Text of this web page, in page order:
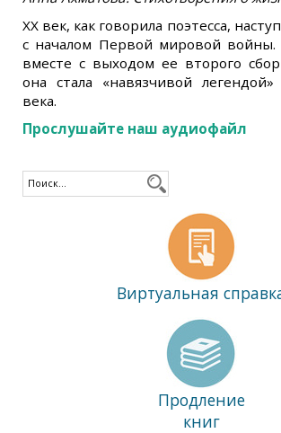
XX век, как говорила поэтесса,
с началом Первой мировой
вместе с выходом ее второго
она стала «навязчивой
века.
Прослушайте наш аудиофайл
Виртуальная
Продление
книг